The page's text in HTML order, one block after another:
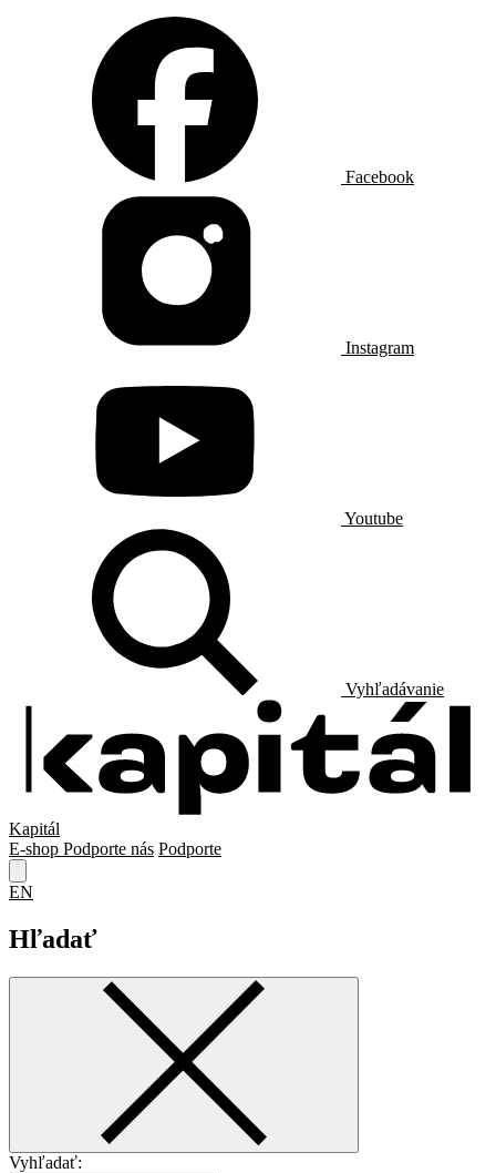
Facebook
Instagram
Youtube
Vyhľadávanie
Kapitál
E-shop Podporte nás Podporte
EN
Hľadať
Vyhľadať: